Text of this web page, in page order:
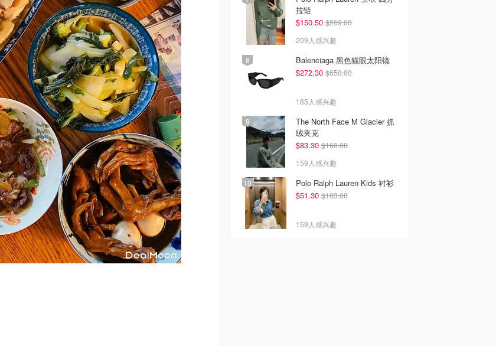
拉链
$150.50 $269.00
209人感兴趣
Balenciaga 黑色猫眼太阳镜
$272.30 $650.00
185人感兴趣
The North Face M Glacier 抓
绒夹克
$83.30 $160.00
159人感兴趣
Polo Ralph Lauren Kids 衬衫
$51.30 $103.00
159人感兴趣